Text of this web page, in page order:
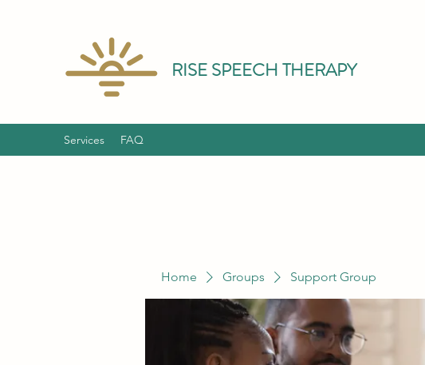
RISE SPEECH THERAPY
Services FAQ
Home Groups Support Group